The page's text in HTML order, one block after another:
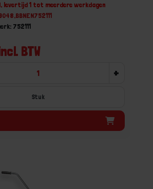
levertijd 1 tot meerdere werkdagen
752111
BTW
+
Stuk